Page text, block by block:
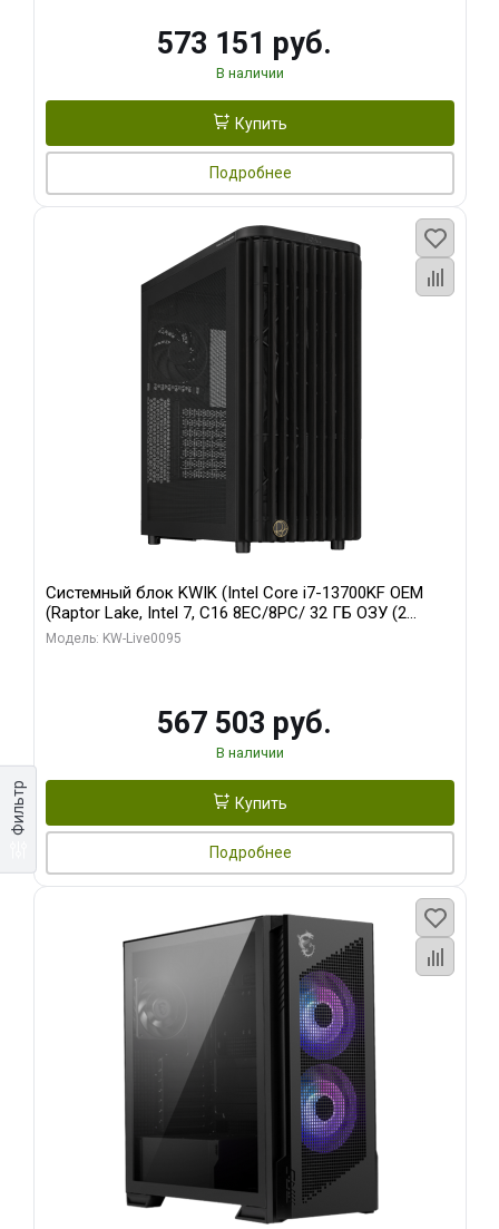
Фильтр
573 151 руб.
В наличии
Купить
Подробнее
Системный блок KWIK (Intel Core i7-13700KF OEM
(Raptor Lake, Intel 7, C16 8EC/8PC/ 32 ГБ ОЗУ (2
модуля)/ Afox RTX4090 24GB GDDR6X 384-Bit 3xDP
Модель: KW-Live0095
567 503 руб.
В наличии
Купить
Подробнее